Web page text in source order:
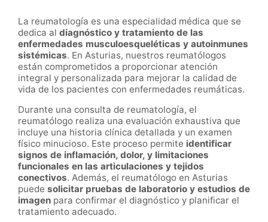
La reumatología es una especialidad médica que se
dedica al diagnóstico y tratamiento de las
enfermedades musculoesqueléticas y autoinmunes
sistémicas. En Asturias, nuestros reumatólogos
están comprometidos a proporcionar atención
integral y personalizada para mejorar la calidad de
vida de los pacientes con enfermedades reumáticas.
Durante una consulta de reumatología, el
reumatólogo realiza una evaluación exhaustiva que
incluye una historia clínica detallada y un examen
físico minucioso. Este proceso permite identificar
signos de inflamación, dolor, y limitaciones
funcionales en las articulaciones y tejidos
conectivos. Además, el reumatólogo en Asturias
puede solicitar pruebas de laboratorio y estudios de
imagen para confirmar el diagnóstico y planificar el
tratamiento adecuado.